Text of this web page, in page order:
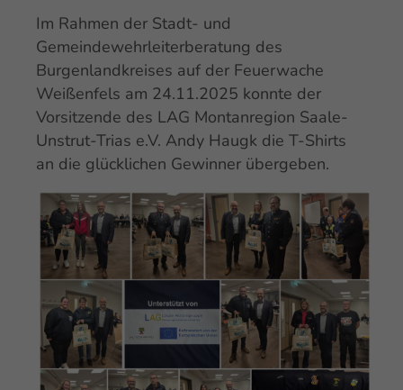
Im Rahmen der Stadt- und
Gemeindewehrleiterberatung des
Burgenlandkreises auf der Feuerwache
Weißenfels am 24.11.2025 konnte der
Vorsitzende des LAG Montanregion Saale-
Unstrut-Trias e.V. Andy Haugk die T-Shirts
an die glücklichen Gewinner übergeben.